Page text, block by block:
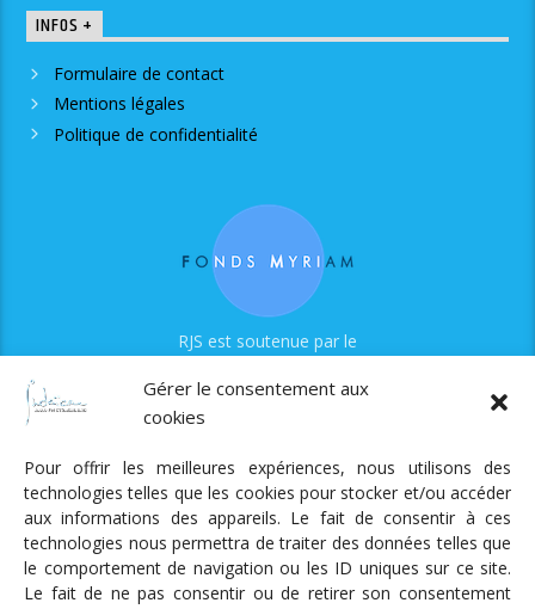
Gérer le consentement aux
cookies
Pour offrir les meilleures expériences, nous utilisons des
technologies telles que les cookies pour stocker et/ou accéder
aux informations des appareils. Le fait de consentir à ces
technologies nous permettra de traiter des données telles que
le comportement de navigation ou les ID uniques sur ce site.
Le fait de ne pas consentir ou de retirer son consentement
INFOS +
Formulaire de contact
Mentions légales
Politique de confidentialité
RJS est soutenue par le
Radio Judaica Strasbourg
Tous droits réservés